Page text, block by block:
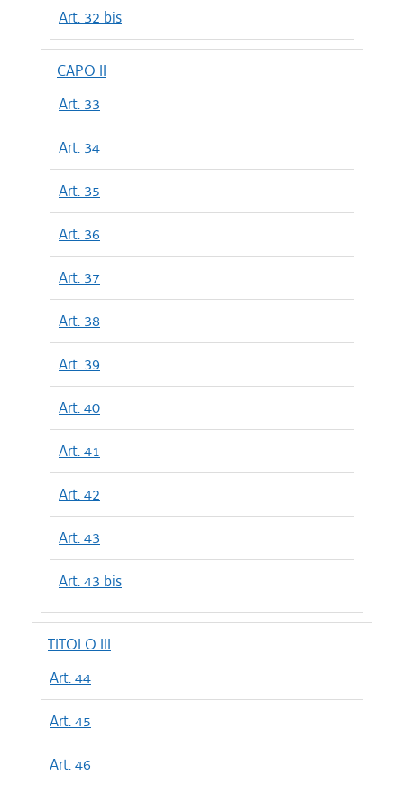
Art. 32 bis
CAPO II
Art. 33
Art. 34
Art. 35
Art. 36
Art. 37
Art. 38
Art. 39
Art. 40
Art. 41
Art. 42
Art. 43
Art. 43 bis
TITOLO III
Art. 44
Art. 45
Art. 46